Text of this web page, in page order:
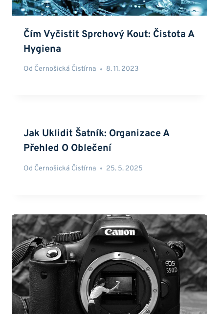
Čím Vyčistit Sprchový Kout: Čistota A
Hygiena
Od Černošická Čistírna 8. 11. 2023
Jak Uklidit Šatník: Organizace A
Přehled O Oblečení
Od Černošická Čistírna 25. 5. 2025